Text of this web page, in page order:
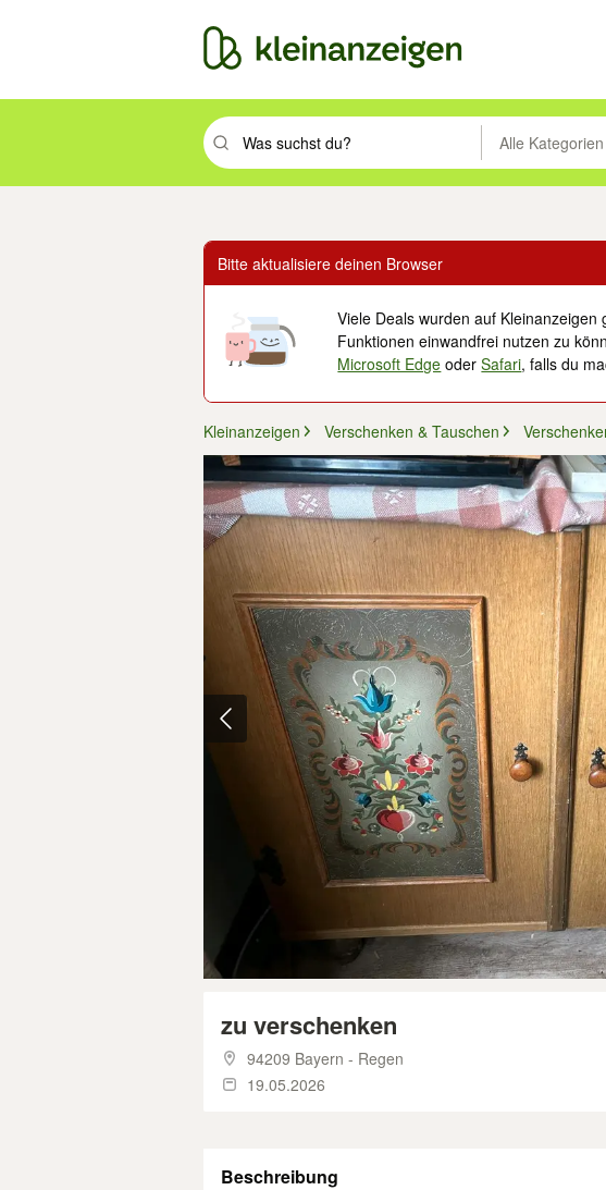
Suchbegriff eingeben. Eingabetaste drücken um zuAlle Kategorien
Bitte aktualisiere deinen Browser
Viele Deals wurden auf
Funktionen einwandfrei nutzen zu
Microsoft Edge oderSafari, falls du
Kleinanzeigen Verschenken & Tauschen
zu verschenken
94209 Bayern - Regen
19.05.2026
Beschreibung